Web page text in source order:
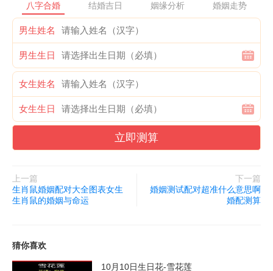
的感情生活。通过八字的分析,可以提前认识到自己未来的姻缘走
势,从而更好地规划自己的人生。在同时,也帮助人们在选择另一半
时更加谨慎,不盲目追求爱情,而是更加注重双方的相互适应与互
补。
综上所述:看通过八字测算,可以清晰地认识到自己的命盘与另一半
的性格特征 ,从而更好地选择伴侣。在同时,八字测算也帮助人们更
加理性地对待自己的感情生活,并为未来的婚姻做出更明智的决
策。在寻找真爱的道路上,八字测算为我们提供了一种全新的视角
八字合婚 结婚吉日 姻缘分析 婚姻走势
男生姓名
男生生日
女生姓名
女生生日
立即测算
上一篇
生肖鼠婚姻配对大全图表女生
生肖鼠的婚姻与命运
下一篇
婚姻测试配对超准什么意思啊
婚配测算
猜你喜欢
10月10日生日花-雪花莲